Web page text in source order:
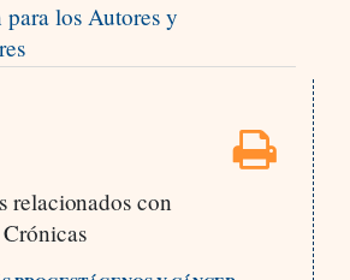
los Autores y
relacionados con